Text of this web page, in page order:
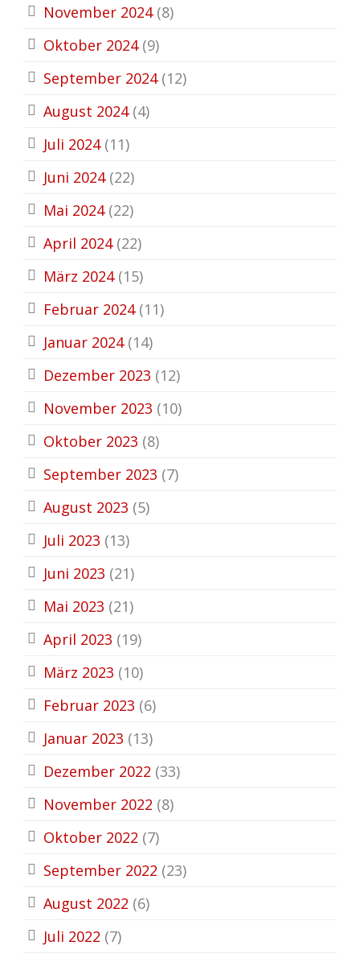
November 2024(8)
Oktober 2024(9)
September 2024(12)
August 2024(4)
Juli 2024(11)
Juni 2024(22)
Mai 2024(22)
April 2024(22)
März 2024(15)
Februar 2024(11)
Januar 2024(14)
Dezember 2023 (12)
November 2023 (10)
Oktober 2023 (8)
September 2023 (7)
August 2023 (5)
Juli 2023 (13)
Juni 2023 (21)
Mai 2023 (21)
April 2023 (19)
März 2023 (10)
Februar 2023 (6)
Januar 2023 (13)
Dezember 2022 (33)
November 2022 (8)
Oktober 2022 (7)
September 2022 (23)
August 2022 (6)
Juli 2022 (7)